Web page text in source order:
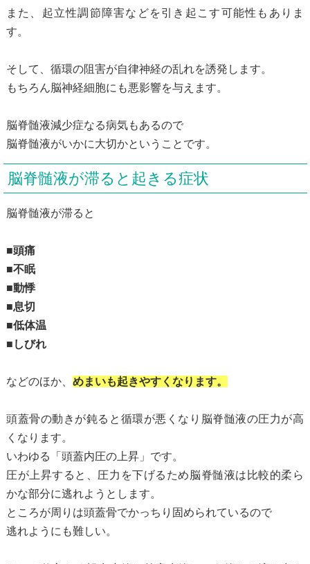
また、起立性調節障害などを引き起こす可能性もありま
す。
そして、循環の阻害が自律神経の乱れを誘発します。
もちろん脳神経細胞にも悪影響を与えます。
脳脊髄液減少症なる病気もあるので
脳脊髄液がいかに大切かということです。
脳脊髄液が滞ると起きる症状
脳脊髄液が滞ると
■頭痛
■不眠
■動悸
■息切
■低体温
■しびれ
などのほか、 めまいも起きやすくなります。
頭蓋骨の動きが鈍ると循環が悪くなり脳脊髄液の圧力が高
くなります。
いわゆる「頭蓋内圧の上昇」です。
圧が上昇すると、圧力を下げるため脳脊髄液は比較的柔ら
かな部分に逃れようとします。
ところが周りは頭蓋骨でかっちり固められているので
逃れようにも難しい。